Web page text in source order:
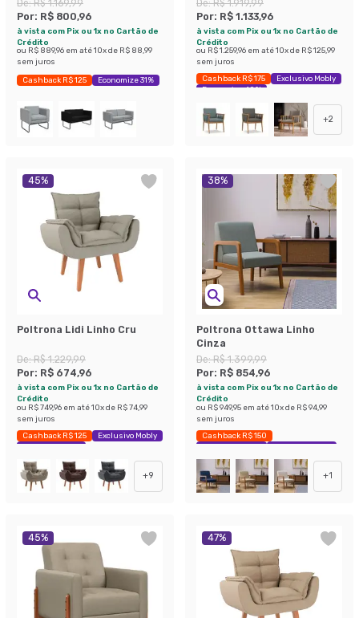
De:R$ 1.169,99
Por: R$ 800,96
à vista com Pix ou 1x no Cartão de
Crédito
ou R$ 889,96 em até10x de R$ 88,99
sem juros
Cashback R$ 125 Economize 31%
De:R$ 1.919,99
Por: R$ 1.133,96
à vista com Pix ou 1x no Cartão de
Crédito
ou R$ 1.259,96 em até10x de R$ 125,99
sem juros
Cashback R$ 175
Exclusivo Mobly
Economize 40%
+2
45%
Poltrona Lidi Linho Cru
De:R$ 1.229,99
Por: R$ 674,96
à vista com Pix ou 1x no Cartão de
Crédito
ou R$ 749,96 em até10x de R$ 74,99
sem juros
Cashback R$ 125
Exclusivo Mobly
Economize 45%
+9
38%
Poltrona Ottawa Linho
Cinza
De:R$ 1.399,99
Por: R$ 854,96
à vista com Pix ou 1x no Cartão de
Crédito
ou R$ 949,95 em até10x de R$ 94,99
sem juros
Cashback R$ 150
Exclusivo Mobly
Economize 38%
+1
45% 47%